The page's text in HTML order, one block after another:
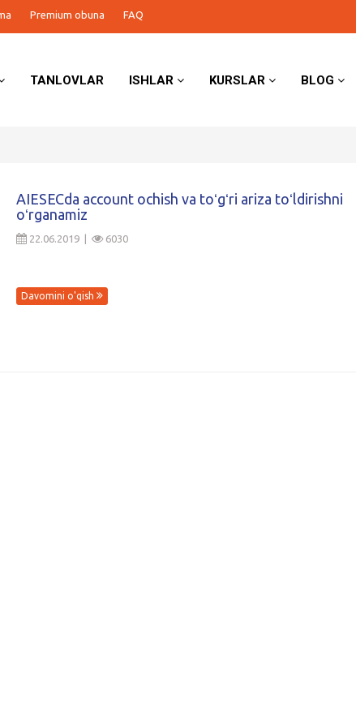
Premium obuna FAQ
TANLOVLAR ISHLAR KURSLAR BLOG
AIESECda account ochish va toʻgʻri ariza toʻldirishni
oʻrganamiz
22.06.2019 | 6030
Davomini o'qish